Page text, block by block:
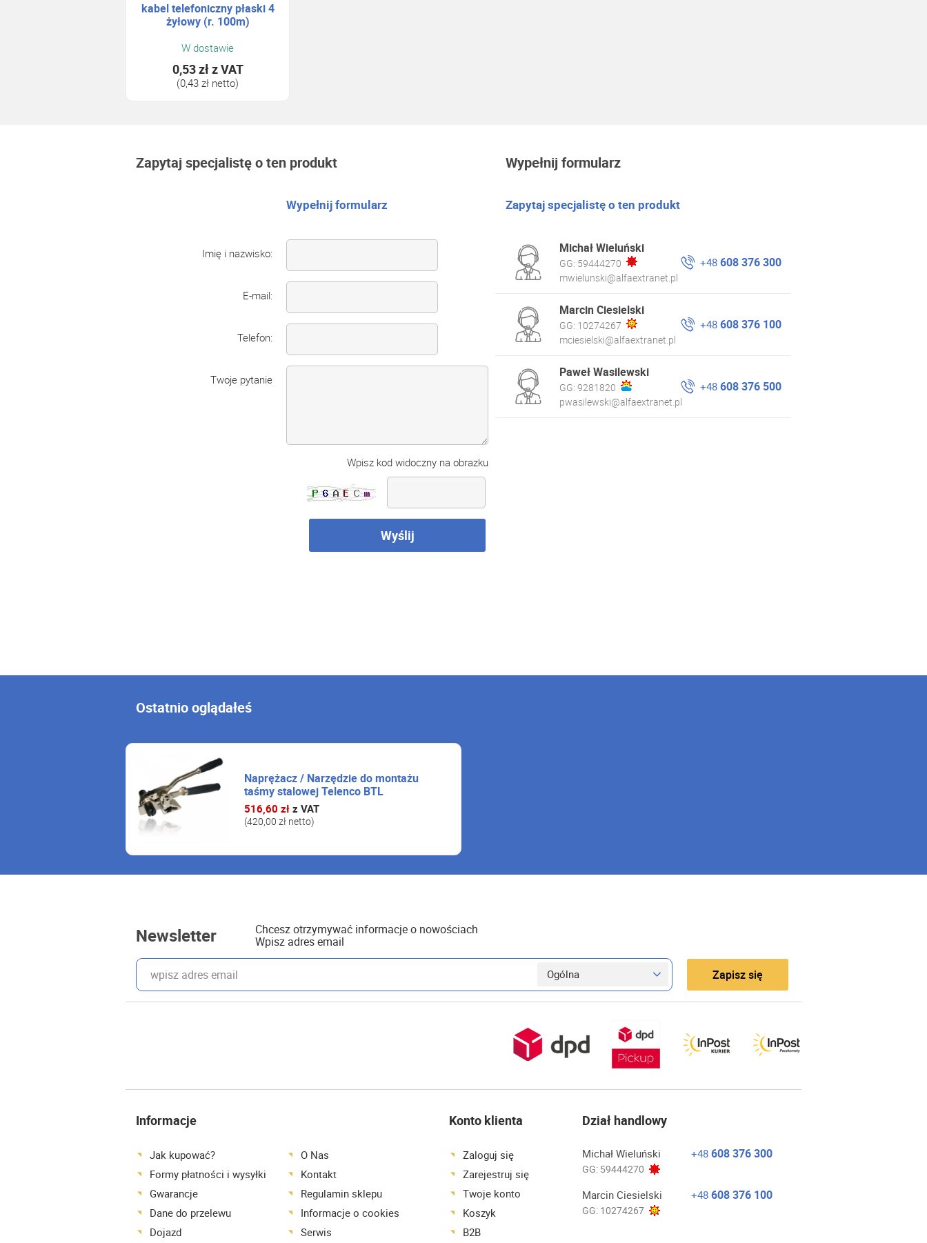
kabel telefoniczny płaski 4
żyłowy (r. 100m)
W dostawie
0,53 złz VAT
(0,43 zł netto)
Zapytaj specjalistę o ten produkt
Wypełnij formularz
Imię i nazwisko:
E-mail:
Telefon:
Twoje pytanie
Wpisz kod widoczny na obrazku
Wyślij
Wypełnij formularz
Zapytaj specjalistę o ten produkt
Michał Wieluński
GG: 59444270
mwielunski@alfaextranet.pl
+48608 376 300
Marcin Ciesielski
GG: 10274267
mciesielski@alfaextranet.pl
+48608 376 100
Paweł Wasilewski
GG:9281820
pwasilewski@alfaextranet.pl
+48608 376 500
Ostatnio oglądałeś
Naprężacz / Narzędzie do montażu
taśmy stalowej Telenco BTL
516,60 zł z VAT
(420,00 zł netto)
Newsletter
Chcesz otrzymywać informacje o nowościach
Wpisz adres email
wpisz adres email Zapisz się
Informacje
Jak kupować?
Formy płatności i wysyłki
Gwarancje
Dane do przelewu
Dojazd
O Nas
Kontakt
Regulamin sklepu
Informacje o cookies
Serwis
Konto klienta
Zaloguj się
Zarejestruj się
Twoje konto
Koszyk
B2B
Dział handlowy
Michał Wieluński
GG: 59444270
+48 608 376 300
Marcin Ciesielski
GG: 10274267
+48 608 376 100